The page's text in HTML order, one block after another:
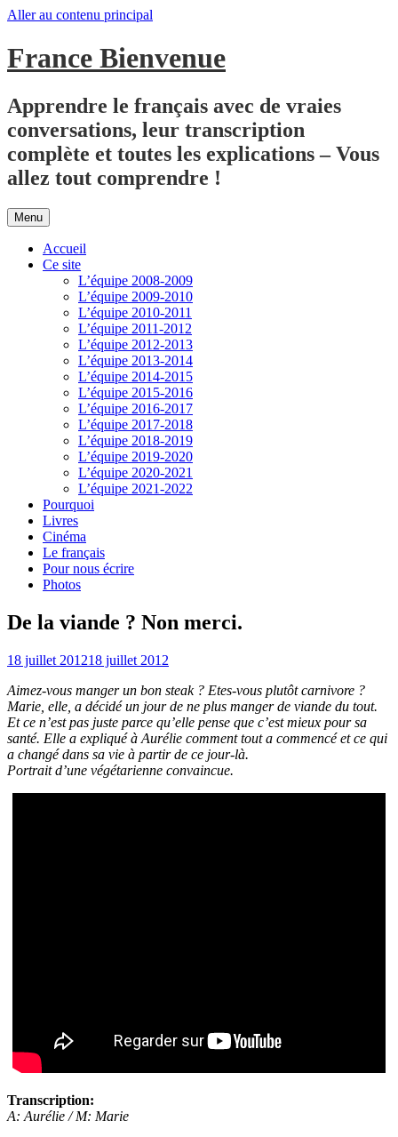
Aller au contenu principal
France Bienvenue
Apprendre le français avec de vraies
conversations, leur transcription
complète et toutes les explications – Vous
allez tout comprendre !
Menu
Accueil
Ce site
L’équipe 2008-2009
L’équipe 2009-2010
L’équipe 2010-2011
L’équipe 2011-2012
L’équipe 2012-2013
L’équipe 2013-2014
L’équipe 2014-2015
L’équipe 2015-2016
L’équipe 2016-2017
L’équipe 2017-2018
L’équipe 2018-2019
L’équipe 2019-2020
L’équipe 2020-2021
L’équipe 2021-2022
Pourquoi
Livres
Cinéma
Le français
Pour nous écrire
Photos
De la viande ? Non merci.
18 juillet 201218 juillet 2012
Aimez-vous manger un bon steak ? Etes-vous plutôt carnivore ?
Marie, elle, a décidé un jour de ne plus manger de viande du tout.
Et ce n’est pas juste parce qu’elle pense que c’est mieux pour sa
santé. Elle a expliqué à Aurélie comment tout a commencé et ce qui
a changé dans sa vie à partir de ce jour-là.
Portrait d’une végétarienne convaincue.
Transcription:
A: Aurélie / M: Marie